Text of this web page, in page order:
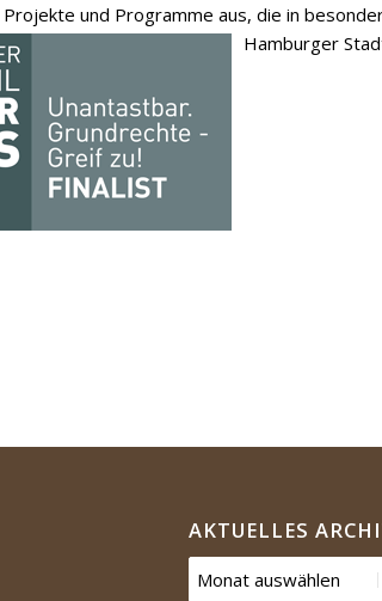
und Programme aus, die in
Hamburger
AKTUELLES